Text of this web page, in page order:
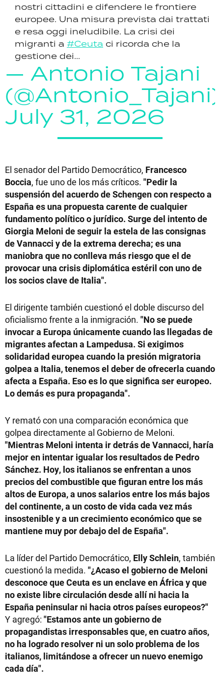
nostri cittadini e difendere le frontiere
europee. Una misura prevista dai trattati
e resa oggi ineludibile. La crisi dei
migranti a #Ceuta ci ricorda che la
gestione dei...
— Antonio Tajani
(@Antonio_Tajani)
July 31, 2026
El senador del Partido Democrático, Francesco
Boccia, fue uno de los más críticos. "Pedir la
suspensión del acuerdo de Schengen con respecto a
España es una propuesta carente de cualquier
fundamento político o jurídico. Surge del intento de
Giorgia Meloni de seguir la estela de las consignas
de Vannacci y de la extrema derecha; es una
maniobra que no conlleva más riesgo que el de
provocar una crisis diplomática estéril con uno de
los socios clave de Italia".
El dirigente también cuestionó el doble discurso del
oficialismo frente a la inmigración. "No se puede
invocar a Europa únicamente cuando las llegadas de
migrantes afectan a Lampedusa. Si exigimos
solidaridad europea cuando la presión migratoria
golpea a Italia, tenemos el deber de ofrecerla cuando
afecta a España. Eso es lo que significa ser europeo.
Lo demás es pura propaganda".
Y remató con una comparación económica que
golpea directamente al Gobierno de Meloni.
"Mientras Meloni intenta ir detrás de Vannacci, haría
mejor en intentar igualar los resultados de Pedro
Sánchez. Hoy, los italianos se enfrentan a unos
precios del combustible que figuran entre los más
altos de Europa, a unos salarios entre los más bajos
del continente, a un costo de vida cada vez más
insostenible y a un crecimiento económico que se
mantiene muy por debajo del de España".
La líder del Partido Democrático, Elly Schlein, también
cuestionó la medida. "¿Acaso el gobierno de Meloni
desconoce que Ceuta es un enclave en África y que
no existe libre circulación desde allí ni hacia la
España peninsular ni hacia otros países europeos?"
Y agregó: "Estamos ante un gobierno de
propagandistas irresponsables que, en cuatro años,
no ha logrado resolver ni un solo problema de los
italianos, limitándose a ofrecer un nuevo enemigo
cada día".